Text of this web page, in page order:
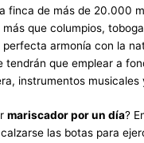
finca de más de 20.000
que columpios,
perfecta armonía con la
tendrán que emplear a
instrumentos musicales
mariscador por un día?
las botas para